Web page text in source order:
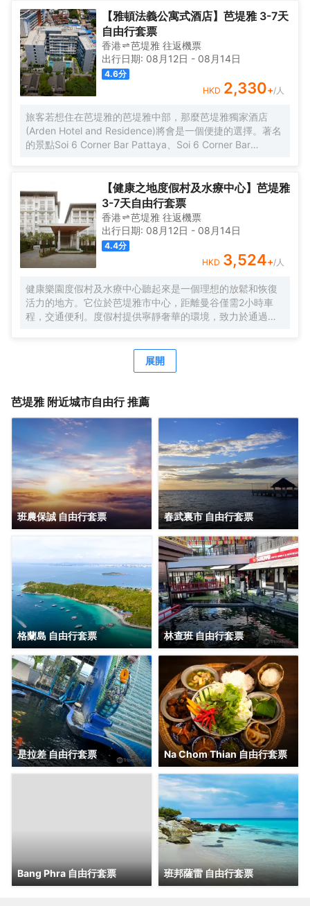
有空調、書桌、電視、私人浴室、床上用品、毛巾和市景陽
台。所有客房都配有電熱水壺。部分客房提供帶冰箱、洗碗
機和烤箱的廚房。客房均提供衣櫃。 Sun Diego Resort Pool
Villa距離東星高爾夫球場有37公里，距離翡翠高爾夫度假村
有41公里。最近的機場是烏塔堡羅勇-芭堤雅國際機場，距離
這家住宿有37公里。
【雅頓法義公寓式酒店】芭堤雅 3-7天
自由行套票
香港 芭堤雅 往返機票
出行日期: 08月12日 - 08月14日
4.6分
HKD 2,330+/人
旅客若想住在芭堤雅的芭堤雅中部，那麼芭堤雅獨家酒店
(Arden Hotel and Residence)將會是一個便捷的選擇。著名
的景點Soi 6 Corner Bar Pattaya、Soi 6 Corner Bar
房內保險箱和空調，滿足您入住需求的同時又能增添家的温
馨感。在餐廳服務方面，酒店西餐廳會提供美食。酒吧給旅
客提供了一個舒適的環境，可供休憩。旅客想要在自己的房
間邊聽音樂邊享受美食，只需呼叫送餐服務。對於常駐旅客
來說，若是厭倦了酒店的餐飲，附近的Mantra Restaurant &
Bar（其他）和Trattoria Pizzeria Toscana（西餐）或許能勾
起您的食慾，他們家的Baked Mango和培根披薩均深受好
評，美塞通糯米飯（麪包甜點）的美食也不錯哦！ 相信桑拿
浴室周到的服務和室外游泳池一流的設施，會讓您擁有別樣
的體驗。酒店配備有商務中心，可供旅客使用。24小時開放
的前台服務可為您隨時提供信息，以幫助您探索這個魅力之
【健康之地度假村及水療中心】芭堤雅
3-7天自由行套票
香港 芭堤雅 往返機票
出行日期: 08月12日 - 08月14日
4.4分
HKD 3,524+/人
健康樂園度假村及水療中心聽起來是一個理想的放鬆和恢復
活力的地方。它位於芭堤雅市中心，距離曼谷僅需2小時車
程，交通便利。度假村提供寧靜奢華的環境，致力於通過全
園度假村及水療中心都能為您提供一個寧靜的避風港，讓您
在時尚的室內環境中盡情享受平和與安寧
展開
芭堤雅附近城市自由行 推薦
班農保誠 自由行套票 春武裏市 自由行套票
格蘭島 自由行套票 林查班 自由行套票
是拉差 自由行套票 Na Chom Thian 自由行套票
Bang Phra 自由行套票 班邦薩雷 自由行套票